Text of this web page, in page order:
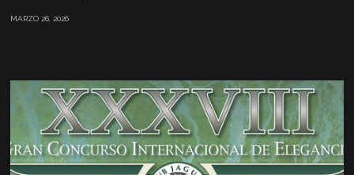
MARZO 26, 2026